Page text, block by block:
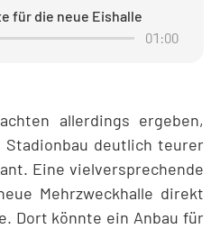
für die neue Eishalle
01:00
allerdings ergeben,
Stadionbau deutlich teurer
Eine vielversprechende
Mehrzweckhalle direkt
Dort könnte ein Anbau für